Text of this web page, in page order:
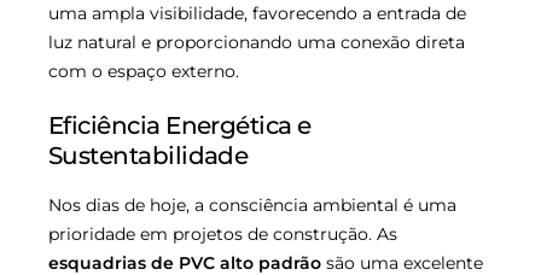
uma ampla visibilidade, favorecendo a entrada de
luz natural e proporcionando uma conexão direta
com o espaço externo.
Eficiência Energética e
Sustentabilidade
Nos dias de hoje, a consciência ambiental é uma
prioridade em projetos de construção. As
esquadrias de PVC alto padrão são uma excelente